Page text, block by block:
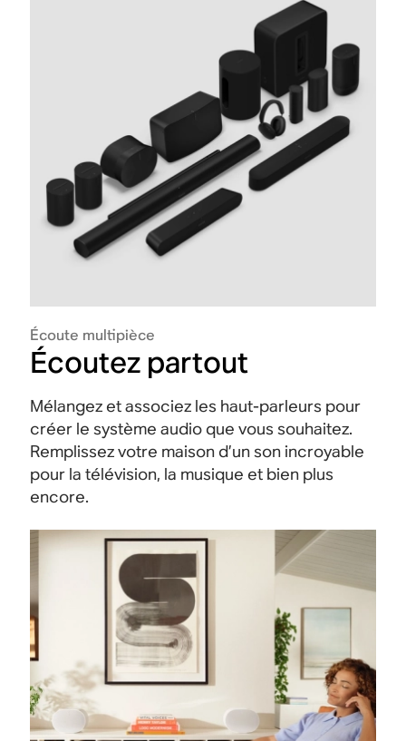
Écoute multipièce
Écoutez partout
Mélangez et associez les haut-parleurs pour
créer le système audio que vous souhaitez.
Remplissez votre maison d’un son incroyable
pour la télévision, la musique et bien plus
encore.